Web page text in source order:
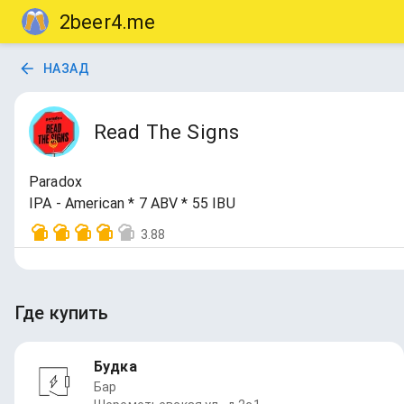
2beer4.me
НАЗАД
Read The Signs
Paradox
IPA - American * 7 ABV * 55 IBU
3.88
Где купить
Будка
Бар